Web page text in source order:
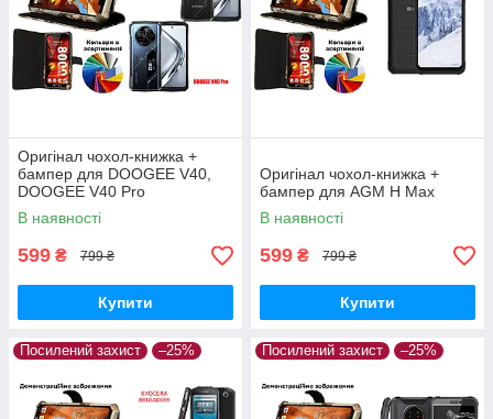
Оригінал чохол-книжка +
бампер для DOOGEE V40,
DOOGEE V40 Pro
В наявності
599 ₴ 799 ₴
Купити
Оригінал чохол-книжка +
бампер для AGM H Max
В наявності
599 ₴ 799 ₴
Купити
Посилений захист –25% Посилений захист –25%